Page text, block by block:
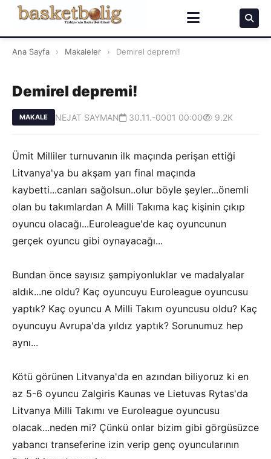
Ana Sayfa › Makaleler › Demirel depremi!
Demirel depremi!
MAKALE NEJAT SAYMAN 30.11.-0001 00:00 9.2K
Ümit Milliler turnuvanın ilk maçında perişan ettiği
Litvanya'ya bu akşam yarı final maçında
kaybetti...canları sağolsun..olur böyle şeyler...önemli
olan bu takımlardan A Milli Takıma kaç kişinin çıkıp
oyuncu olacağı...Euroleague'de kaç oyuncunun
gerçek oyuncu gibi oynayacağı...
Bundan önce sayısız şampiyonluklar ve madalyalar
aldık...ne oldu? Kaç oyuncuyu Euroleague oyuncusu
yaptık? Kaç oyuncu A Milli Takım oyuncusu oldu? Kaç
oyuncuyu Avrupa'da yıldız yaptık? Sorunumuz hep
aynı...
Kötü görünen Litvanya'da en azından biliyoruz ki en
az 5-6 oyuncu Zalgiris Kaunas ve Lietuvas Rytas'da
Litvanya Milli Takımı ve Euroleague oyuncusu
olacak...neden mi? Çünkü onlar bizim gibi görgüsüzce
yabancı transeferine izin verip genç oyuncularının